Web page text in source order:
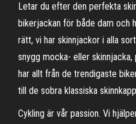
Letar du efter den perfekta
bikerjackan för både dam och
rätt, vi har skinnjackor i alla
snygg mocka- eller
har allt från de trendigaste
till de sobra klassiska
Cykling är vår passion. Vi